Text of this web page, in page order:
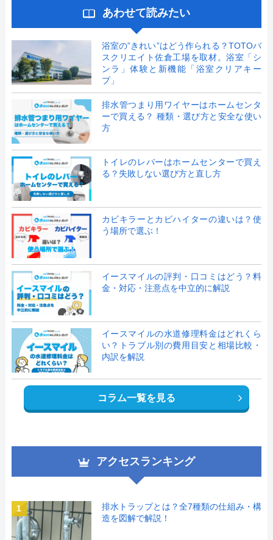
あわせて読みたい
浴室の”きれい”はどう作られる？TOTOバ
スクリエイト佐倉工場を取材。浴室「シ
ンラ」体験と新機能「浴室クリアキー
プ」
排水管つまり用ワイヤーはホームセンタ
ーで買える？ 種類・選び方と安全な使い
方
トイレのレバーはホームセンターで買え
る？失敗しない選び方と直し方
カビキラーとカビハイターの違いは？使
う場所で選ぶ！
イースマイルの評判・口コミはどう？料
金・対応・注意点を中立的に解説
イースマイルの水道修理料金はどれくら
い？トラブル別の費用目安と相場比較・
内訳を解説
コラム一覧を見る
アクセスランキング
1
排水トラップとは？全7種類の仕組み・構
造を図解で解説！